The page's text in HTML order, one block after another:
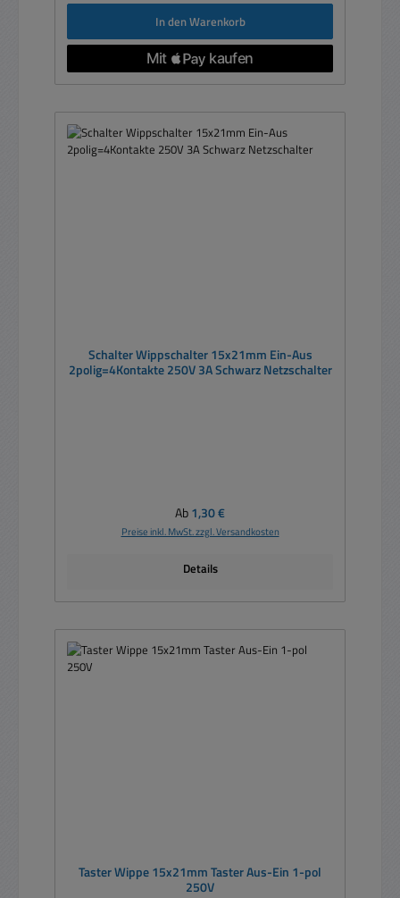
In den Warenkorb
Schalter Wippschalter 15x21mm Ein-Aus
2polig=4Kontakte 250V 3A Schwarz Netzschalter
Regulärer Preis:
Ab1,30 €
Preise inkl. MwSt. zzgl. Versandkosten
Details
Taster Wippe 15x21mm Taster Aus-Ein 1-pol
250V